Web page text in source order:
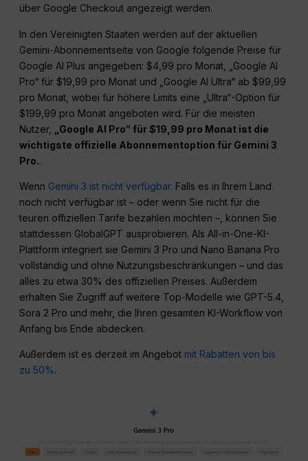
über Google Checkout angezeigt werden.
In den Vereinigten Staaten werden auf der aktuellen
Gemini-Abonnementseite von Google folgende Preise für
Google AI Plus angegeben: $4,99 pro Monat, „Google AI
Pro“ für $19,99 pro Monat und „Google AI Ultra“ ab $99,99
pro Monat, wobei für höhere Limits eine „Ultra“-Option für
$199,99 pro Monat angeboten wird. Für die meisten
Nutzer,
„Google AI Pro“ für $19,99 pro Monat ist die
wichtigste offizielle Abonnementoption für Gemini 3
Pro..
Wenn Gemini 3 ist nicht verfügbar. Falls es in Ihrem Land
noch nicht verfügbar ist – oder wenn Sie nicht für die
teuren offiziellen Tarife bezahlen möchten –, können Sie
stattdessen GlobalGPT ausprobieren. Als All-in-One-KI-
Plattform integriert sie Gemini 3 Pro und Nano Banana Pro
vollständig und ohne Nutzungsbeschränkungen – und das
alles zu etwa 30% des offiziellen Preises. Außerdem
erhalten Sie Zugriff auf weitere Top-Modelle wie GPT-5.4,
Sora 2 Pro und mehr, die Ihren gesamten KI-Workflow von
Anfang bis Ende abdecken.
Außerdem ist es derzeit im Angebot mit Rabatten von bis
zu 50%.